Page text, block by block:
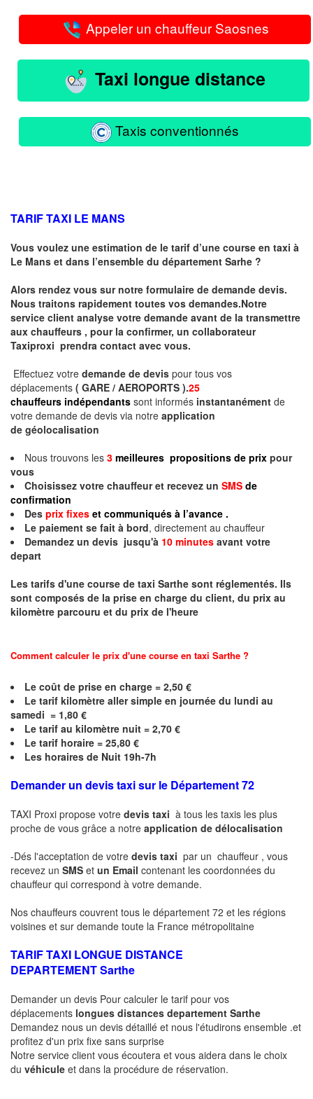
Appeler un chauffeur Saosnes
Taxi longue distance
Taxis conventionnés
TARIF TAXI LE MANS
Vous voulez une estimation de le tarif d’une course en taxi à
Le Mans et dans l’ensemble du département Sarhe ?
Alors rendez vous sur notre formulaire de demande devis.
Nous traitons rapidement toutes vos demandes.Notre
service client analyse votre demande avant de la transmettre
aux chauffeurs , pour la confirmer, un collaborateur
Taxiproxi prendra contact avec vous.
Effectuez votre demande de devis pour tous vos
déplacements ( GARE / AEROPORTS ).25
chauffeurs indépendants sont informés instantanément de
votre demande de devis via notre application
de géolocalisation
Nous trouvons les 3 meilleures propositions de prix pour
vous
Choisissez votre chauffeur et recevez un SMS de
confirmation
Des prix fixes et communiqués à l’avance .
Le paiement se fait à bord, directement au chauffeur
Demandez un devis jusqu'à 10 minutes avant votre
depart
Les tarifs d'une course de taxi Sarthe sont réglementés. Ils
sont composés de la prise en charge du client, du prix au
kilomètre parcouru et du prix de l'heure
Comment calculer le prix d'une course en taxi Sarthe ?
Le coût de prise en charge = 2,50 €
Le tarif kilomètre aller simple en journée du lundi au
samedi = 1,80 €
Le tarif au kilomètre nuit = 2,70 €
Le tarif horaire = 25,80 €
Les horaires de Nuit 19h-7h
Demander un devis taxi sur le Département 72
TAXI Proxi propose votre devis taxi à tous les taxis les plus
proche de vous grâce a notre application de délocalisation
-Dés l'acceptation de votre devis taxi par un chauffeur , vous
recevez un SMS et un Email contenant les coordonnées du
chauffeur qui correspond à votre demande.
Nos chauffeurs couvrent tous le département 72 et les régions
voisines et sur demande toute la France métropolitaine
TARIF TAXI LONGUE DISTANCE
DEPARTEMENTSarthe
Demander un devis Pour calculer le tarif pour vos
déplacements longues distances departement Sarthe
Demandez nous un devis détaillé et nous l'étudirons ensemble .et
profitez d'un prix fixe sans surprise
Notre service client vous écoutera et vous aidera dans le choix
du véhicule et dans la procédure de réservation.